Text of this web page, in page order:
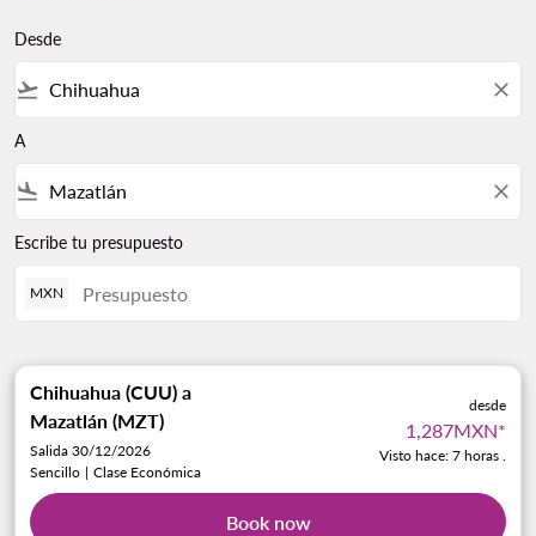
Desde
flight_takeoff close
A
flight_land close
Escribe tu presupuesto
MXN
Chihuahua (CUU) a
Mazatlán (MZT)
Salida 30/12/2026
Sencillo | Clase Económica
desde
1,287MXN*
Visto hace: 7 horas .
Book now